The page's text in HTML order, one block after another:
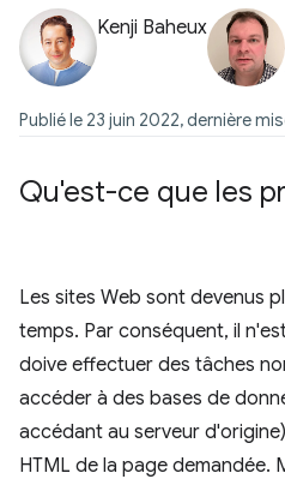
Kenji Baheux
Publié le 23 juin 2022, dernière
Qu'est-ce que les
Les sites Web sont devenus
temps. Par conséquent, il
doive effectuer des tâches
accéder à des bases de
accédant au serveur
HTML de la page demandée.